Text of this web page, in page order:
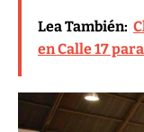
Lea También:
en Calle 17